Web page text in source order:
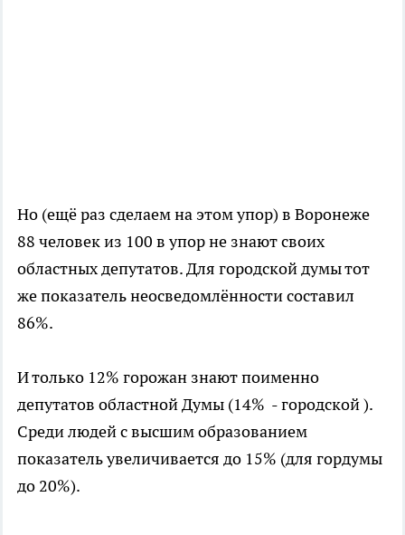
Но (ещё раз сделаем на этом упор) в Воронеже
88 человек из 100 в упор не знают своих
областных депутатов. Для городской думы тот
же показатель неосведомлённости составил
86%.
И только 12% горожан знают поименно
депутатов областной Думы (14% - городской ).
Среди людей с высшим образованием
показатель увеличивается до 15% (для гордумы
до 20%).